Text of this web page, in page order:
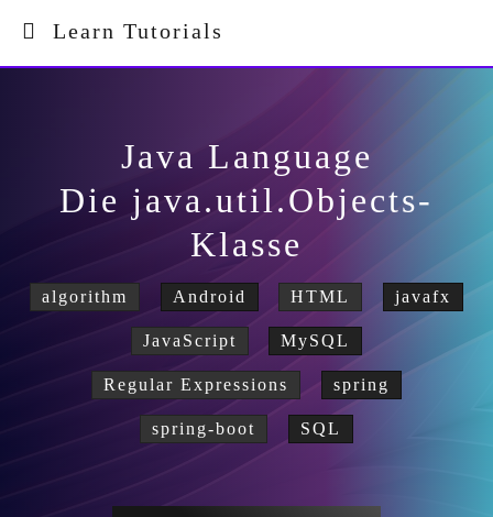
Learn Tutorials
Java Language
Die java.util.Objects-
Klasse
algorithm Android HTML javafx
JavaScript MySQL
Regular Expressions spring
spring-boot SQL